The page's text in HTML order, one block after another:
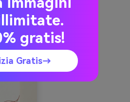
gratis!
Gratis→